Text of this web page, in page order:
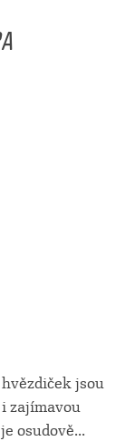
jsou
zajímavou
osudově...